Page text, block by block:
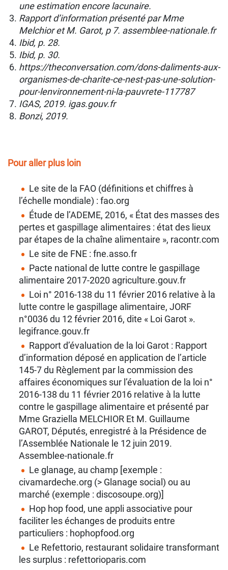
une estimation encore lacunaire.
Rapport d’information présenté par Mme
Melchior et M. Garot, p 7. assemblee-nationale.fr
Ibid, p. 28.
Ibid, p. 30.
https://theconversation.com/dons-daliments-aux-
organismes-de-charite-ce-nest-pas-une-solution-
pour-lenvironnement-ni-la-pauvrete-117787
IGAS, 2019. igas.gouv.fr
Bonzi, 2019.
Pour aller plus loin
Le site de la FAO (déﬁnitions et chiffres à
l’échelle mondiale) : fao.org
Étude de l’ADEME, 2016, « État des masses des
pertes et gaspillage alimentaires : état des lieux
par étapes de la chaîne alimentaire », racontr.com
Le site de FNE : fne.asso.fr
Pacte national de lutte contre le gaspillage
alimentaire 2017-2020 agriculture.gouv.fr
Loi n° 2016-138 du 11 février 2016 relative à la
lutte contre le gaspillage alimentaire, JORF
n°0036 du 12 février 2016, dite « Loi Garot ».
legifrance.gouv.fr
Rapport d’évaluation de la loi Garot : Rapport
d’information déposé en application de l’article
145-7 du Règlement par la commission des
affaires économiques sur l’évaluation de la loi n°
2016-138 du 11 février 2016 relative à la lutte
contre le gaspillage alimentaire et présenté par
Mme Graziella MELCHIOR Et M. Guillaume
GAROT, Députés, enregistré à la Présidence de
l’Assemblée Nationale le 12 juin 2019.
Assemblee-nationale.fr
Le glanage, au champ [exemple :
civamardeche.org (> Glanage social) ou au
marché (exemple : discosoupe.org)]
Hop hop food, une appli associative pour
faciliter les échanges de produits entre
particuliers : hophopfood.org
Le Refettorio, restaurant solidaire transformant
les surplus : refettorioparis.com